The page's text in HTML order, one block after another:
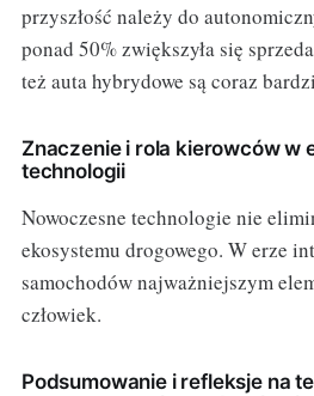
przyszłość należy do
ponad 50% zwiększyła się
też auta hybrydowe są coraz
Znaczenie i rola kierowców w
technologii
Nowoczesne technologie nie
ekosystemu drogowego. W erze
samochodów najważniejszym
człowiek.
Podsumowanie i refleksje na